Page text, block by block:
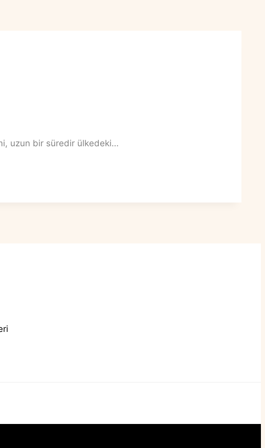
uzun bir süredir ülkedeki…